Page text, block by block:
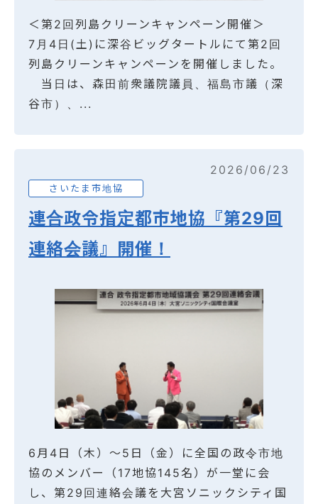
＜第2回列島クリーンキャンペーン開催＞
7月4日(土)に深谷ビッグタートルにて第2回
列島クリーンキャンペーンを開催しました。
当日は、森田前衆議院議員、福島市議（深
谷市）、...
2026/06/23
さいたま市地協
連合政令指定都市地協『第29回
連絡会議』開催！
6月4日（木）～5日（金）に全国の政令市地
協のメンバー（17地協145名）が一堂に会
し、第29回連絡会議を大宮ソニックシティ国